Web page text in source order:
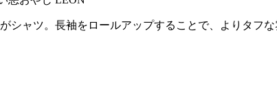
ャツ。長袖をロールアップすることで、よりタフ